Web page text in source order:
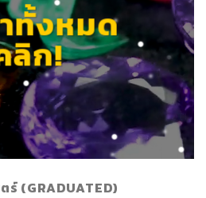
ทั้งหมด
ลิก!
(GRADUATED)